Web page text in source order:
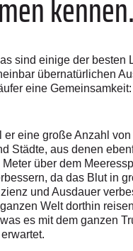
sind einige der besten
übernatürlichen
eine
eine große Anzahl
Städte, aus denen
über dem
da das Blut in
und Ausdauer
Welt dorthin
es mit dem ganzen